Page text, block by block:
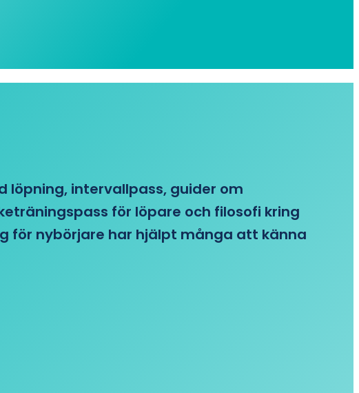
löpning, intervallpass, guider om
för löpare och filosofi kring
för nybörjare har hjälpt många att känna